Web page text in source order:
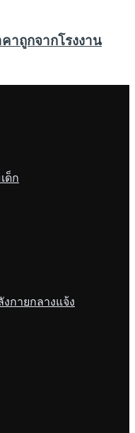
าถูกจากโรงงาน
ด็ก
กายกลางแจ้ง